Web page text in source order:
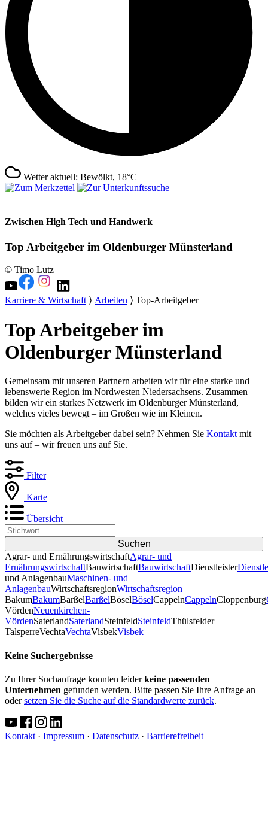
Wetter aktuell: Bewölkt, 18°C
Zwischen High Tech und Handwerk
Top Arbeitgeber im Oldenburger Münsterland
© Timo Lutz
Karriere & Wirtschaft⟩ Arbeiten ⟩ Top-Arbeitgeber
Top Arbeitgeber im
Oldenburger Münsterland
Gemeinsam mit unseren Partnern arbeiten wir für eine starke und
lebenswerte Region im Nordwesten Niedersachsens. Zusammen
bilden wir ein starkes Netzwerk im Oldenburger Münsterland,
welches vieles bewegt – im Großen wie im Kleinen.
Sie möchten als Arbeitgeber dabei sein? Nehmen Sie Kontakt mit
uns auf – wir freuen uns auf Sie.
Filter
Karte
Übersicht
Agrar- und ErnährungswirtschaftAgrar- und
ErnährungswirtschaftBauwirtschaftBauwirtschaftDienstleister
und AnlagenbauMaschinen- und
AnlagenbauWirtschaftsregionWirtschaftsregion
BakumBakumBarßelBarßelBöselBöselCappelnCappelnCloppenburg
VördenNeuenkirchen-
VördenSaterlandSaterlandSteinfeldSteinfeldThülsfelder
TalsperreVechtaVechtaVisbekVisbek
Keine Suchergebnisse
Zu Ihrer Suchanfrage konnten leiderkeine passenden
Unternehmen gefunden werden. Bitte passen Sie Ihre Anfrage an
odersetzen Sie die Suche auf die Standardwerte zurück.
Kontakt · Impressum · Datenschutz · Barrierefreiheit